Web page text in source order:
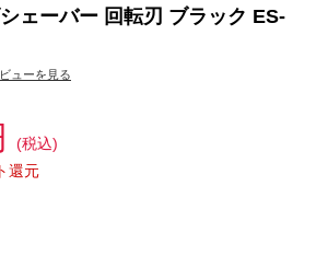
ェーバー 回転刃 ブラック ES-
ューを見る
(税込)
還元